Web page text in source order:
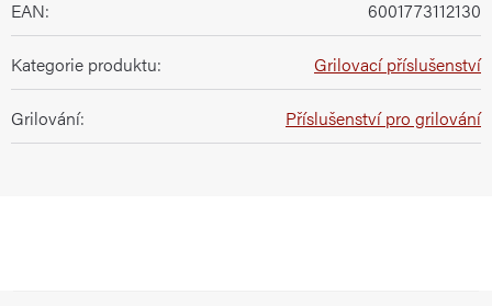
EAN: 6001773112130
Kategorie produktu: Grilovací příslušenství
Grilování: Příslušenství pro grilování